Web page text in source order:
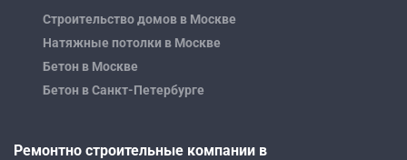
Строительство домов в Москве
Натяжные потолки в Москве
Бетон в Москве
Бетон в Санкт-Петербурге
Ремонтно строительные компании в